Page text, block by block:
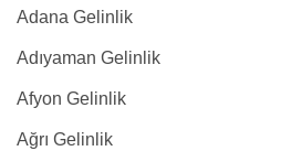
Adana Gelinlik
Adıyaman Gelinlik
Afyon Gelinlik
Ağrı Gelinlik